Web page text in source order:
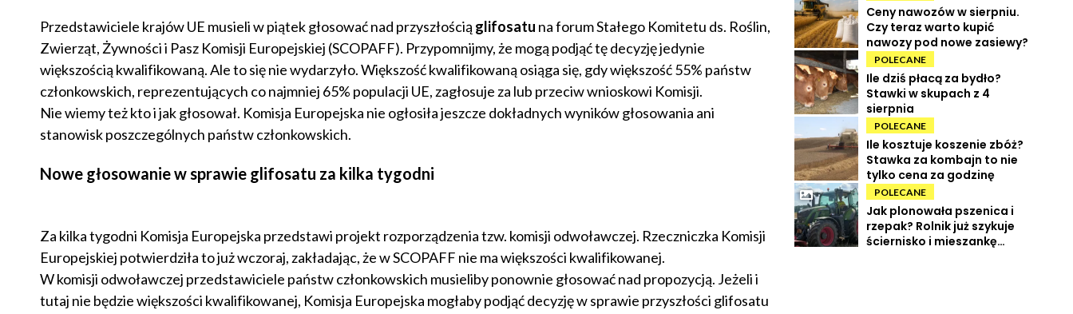
Przedstawiciele krajów UE musieli w piątek głosować nad przyszłością glifosatu na forum Stałego Komitetu ds. Roślin,
Zwierząt, Żywności i Pasz Komisji Europejskiej (SCOPAFF). Przypomnijmy, że mogą podjąć tę decyzję jedynie
większością kwalifikowaną. Ale to się nie wydarzyło. Większość kwalifikowaną osiąga się, gdy większość 55% państw
członkowskich, reprezentujących co najmniej 65% populacji UE, zagłosuje za lub przeciw wnioskowi Komisji.
Nie wiemy też kto i jak głosował. Komisja Europejska nie ogłosiła jeszcze dokładnych wyników głosowania ani
stanowisk poszczególnych państw członkowskich.
Nowe głosowanie w sprawie glifosatu za kilka tygodni
Za kilka tygodni Komisja Europejska przedstawi projekt rozporządzenia tzw. komisji odwoławczej. Rzeczniczka Komisji
Europejskiej potwierdziła to już wczoraj, zakładając, że w SCOPAFF nie ma większości kwalifikowanej.
W komisji odwoławczej przedstawiciele państw członkowskich musieliby ponownie głosować nad propozycją. Jeżeli i
tutaj nie będzie większości kwalifikowanej, Komisja Europejska mogłaby podjąć decyzję w sprawie przyszłości glifosatu
Ceny nawozów w sierpniu.
Czy teraz warto kupić
nawozy pod nowe zasiewy?
POLECANE
Ile dziś płacą za bydło?
Stawki w skupach z 4
sierpnia
POLECANE
Ile kosztuje koszenie zbóż?
Stawka za kombajn to nie
tylko cena za godzinę
POLECANE
Jak plonowała pszenica i
rzepak? Rolnik już szykuje
ściernisko i mieszankę